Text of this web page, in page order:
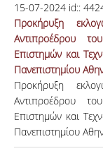
15-07-2024 id::
Προκήρυξη
Αντιπροέδρου
Επιστημών και
Πανεπιστημίου
Προκήρυξη
Αντιπροέδρου
Επιστημών και
Πανεπιστημίου